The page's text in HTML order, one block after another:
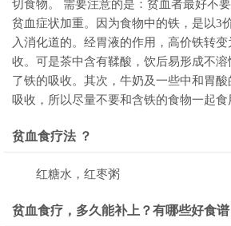
切食物。 需要注意的是：贫血者最好不
贫血症状加重。因为食物中的铁，是以3
入消化道的。经胃液的作用，高价铁转
收。可是茶中含有鞣酸，饮后易形成不
了铁的吸收。其次，牛奶及一些中和胃
吸收，所以尽量不要和含铁的食物一起食
贫血食疗法 ？
红糖水，红枣粥
贫血食疗，多久能补上？有哪些好食谱